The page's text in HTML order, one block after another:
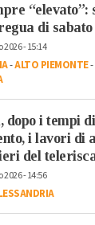
“elevato”:
di sabato
2026 - 15:14
-ALTO PIEMONTE-
dopo i tempi di
i lavori di
del
2026 - 14:56